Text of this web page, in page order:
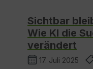
Sichtbar
Wie KI die
verändert
17. Juli 2025